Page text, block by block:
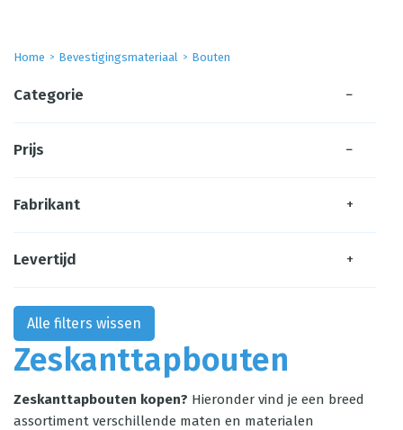
Home Bevestigingsmateriaal Bouten
Zeskanttapbouten
Zeskanttapbouten kopen? Hieronder vind je een breed
assortiment verschillende maten en materialen
Categorie −
Prijs −
Fabrikant +
Levertijd +
Alle filters wissen